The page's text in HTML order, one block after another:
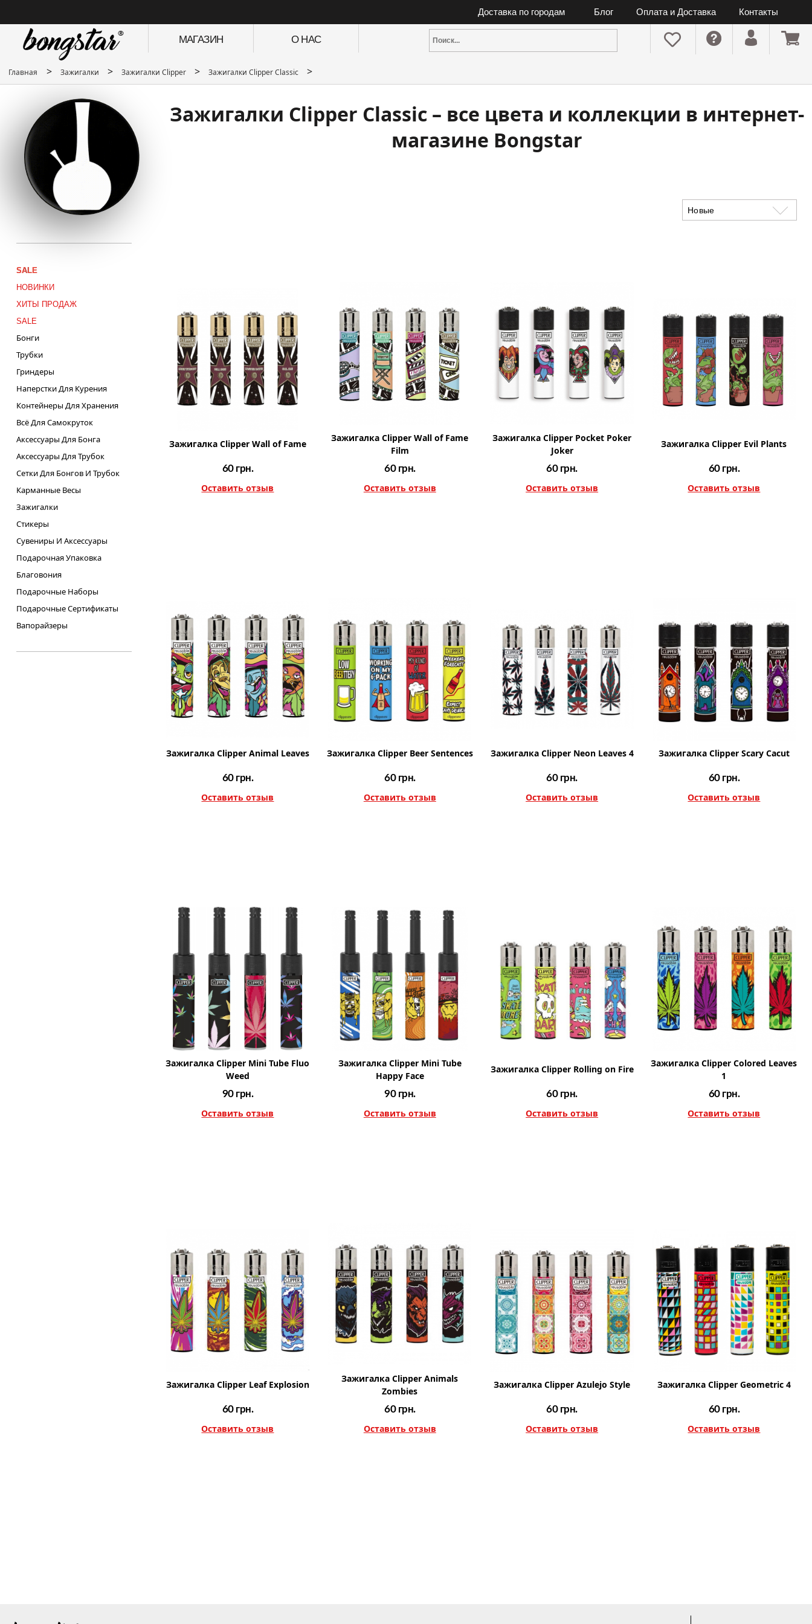
Доставка по городам Блог Оплата и Доставка Контакты
МАГАЗИН О НАС
Главная > Зажигалки > Зажигалки Clipper > Зажигалки Clipper Classic >
SALE
НОВИНКИ
ХИТЫ ПРОДАЖ
SALE
Бонги
Трубки
Гриндеры
Наперстки Для Курения
Контейнеры Для Хранения
Всё Для Самокруток
Аксессуары Для Бонга
Аксессуары Для Трубок
Сетки Для Бонгов И Трубок
Карманные Весы
Зажигалки
Стикеры
Сувениры И Аксессуары
Подарочная Упаковка
Благовония
Подарочные Наборы
Подарочные Сертификаты
Вапорайзеры
Зажигалки Clipper Classic – все цвета и коллекции в интернет-
магазине Bongstar
Зажигалка Clipper Wall of Fame
60 грн.
Оставить отзыв
Зажигалка Clipper Wall of Fame
Film
60 грн.
Оставить отзыв
Зажигалка Clipper Pocket Poker
Joker
60 грн.
Оставить отзыв
Зажигалка Clipper Evil Plants
60 грн.
Оставить отзыв
Зажигалка Clipper Animal Leaves
60 грн.
Оставить отзыв
Зажигалка Clipper Beer Sentences
60 грн.
Оставить отзыв
Зажигалка Clipper Neon Leaves 4
60 грн.
Оставить отзыв
Зажигалка Clipper Scary Cacut
60 грн.
Оставить отзыв
Зажигалка Clipper Mini Tube Fluo
Weed
90 грн.
Оставить отзыв
Зажигалка Clipper Mini Tube
Happy Face
90 грн.
Оставить отзыв
Зажигалка Clipper Rolling on Fire
60 грн.
Оставить отзыв
Зажигалка Clipper Colored Leaves
1
60 грн.
Оставить отзыв
Зажигалка Clipper Leaf Explosion
60 грн.
Оставить отзыв
Зажигалка Clipper Animals
Zombies
60 грн.
Оставить отзыв
Зажигалка Clipper Azulejo Style
60 грн.
Оставить отзыв
Зажигалка Clipper Geometric 4
60 грн.
Оставить отзыв